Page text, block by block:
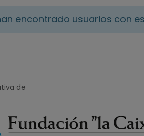
encontrado usuarios con
de